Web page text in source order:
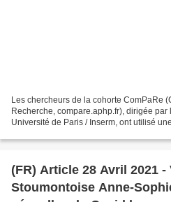
Les chercheurs de la cohorte ComPaRe
Recherche, compare.aphp.fr), dirigée
Université de Paris / Inserm, ont utilisé une
(FR) Article 28 Avril 2021 -
Stoumontoise Anne-